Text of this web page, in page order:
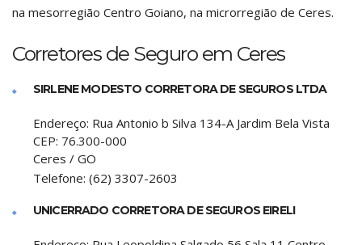
na mesorregião Centro Goiano, na microrregião de Ceres.
Corretores de Seguro em Ceres
SIRLENE MODESTO CORRETORA DE SEGUROS LTDA
Endereço: Rua Antonio b Silva 134-A Jardim Bela Vista
CEP: 76.300-000
Ceres / GO
Telefone: (62) 3307-2603
UNICERRADO CORRETORA DE SEGUROS EIRELI